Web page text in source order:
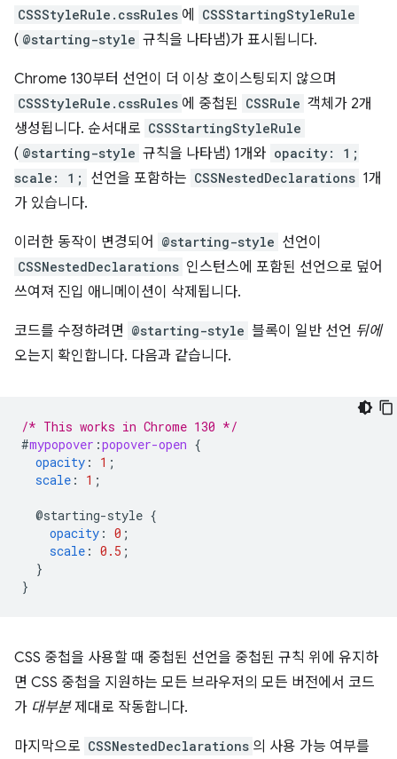
CSSStyleRule.cssRules 에 CSSStartingStyleRule
( @starting-style 규칙을 나타냄)가 표시됩니다.
Chrome 130부터 선언이 더 이상 호이스팅되지 않으며
CSSStyleRule.cssRules 에 중첩된 CSSRule 객체가 2개
생성됩니다. 순서대로 CSSStartingStyleRule
( @starting-style 규칙을 나타냄) 1개와 opacity: 1;
scale: 1;
선언을 포함하는 CSSNestedDeclarations 1개
가 있습니다.
이러한 동작이 변경되어 @starting-style 선언이
CSSNestedDeclarations 인스턴스에 포함된 선언으로 덮어
쓰여져 진입 애니메이션이 삭제됩니다.
코드를 수정하려면 @starting-style 블록이 일반 선언 뒤에
오는지 확인합니다. 다음과 같습니다.
/* This works in Chrome 130 */
#mypopover :popover-open {
opacity : 1 ;
scale : 1 ;
@starting-style {
opacity : 0 ;
scale : 0.5 ;
}
}
CSS 중첩을 사용할 때 중첩된 선언을 중첩된 규칙 위에 유지하
면 CSS 중첩을 지원하는 모든 브라우저의 모든 버전에서 코드
가 대부분제대로 작동합니다.
마지막으로 CSSNestedDeclarations 의 사용 가능 여부를